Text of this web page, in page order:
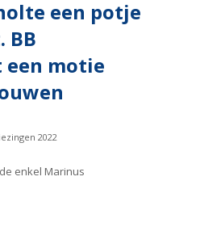
een potje
BB
een motie
2022
enkel Marinus